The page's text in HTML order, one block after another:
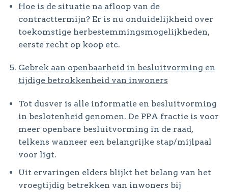
Hoe is de situatie na afloop van de
contracttermijn? Er is nu onduidelijkheid over
toekomstige herbestemmingsmogelijkheden,
eerste recht op koop etc.
Gebrek aan openbaarheid in besluitvorming en
tijdige betrokkenheid van inwoners
Tot dusver is alle informatie en besluitvorming
in beslotenheid genomen. De PPA fractie is voor
meer openbare besluitvorming in de raad,
telkens wanneer een belangrijke stap/mijlpaal
voor ligt.
Uit ervaringen elders blijkt het belang van het
vroegtijdig betrekken van inwoners bij